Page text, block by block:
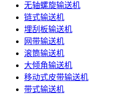
无轴螺旋输送机
链式输送机
埋刮板输送机
网带输送机
滚筒输送机
大倾角输送机
移动式皮带输送机
带式输送机